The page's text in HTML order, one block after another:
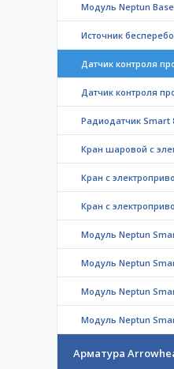
Модуль Neptun Base
Источник
Датчик контроля
Датчик контроля
Радиодатчик Smart
Кран шаровой с
Кран с
Кран с
Модуль Neptun
Модуль Neptun
Модуль Neptun
Модуль Neptun
Арматура